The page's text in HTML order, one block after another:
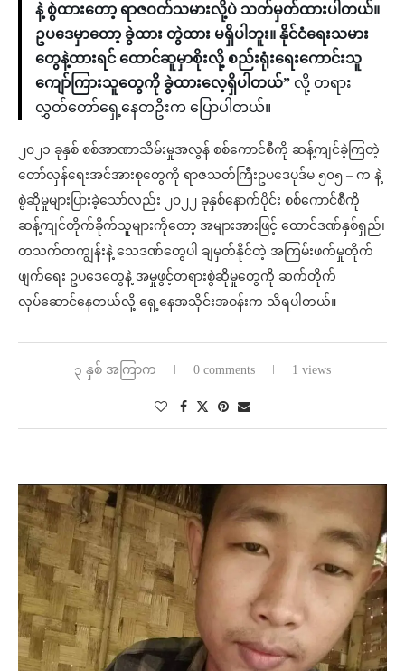
နဲ့ စွဲထားတော့ ရာဇဝတ်သမားလို့ပဲ သတ်မှတ်ထားပါတယ်။
ဥပဒေမှာတော့ ခွဲထား တွဲထား မရှိပါဘူး။ နိုင်ငံရေးသမား
တွေနဲ့ထားရင် ထောင်ဆူမှာစိုးလို့ စည်းရုံးရေးကောင်းသူ
ကျော်ကြားသူတွေကို ခွဲထားလေ့ရှိပါတယ်” လို့ တရား
လွှတ်တော်ရှေ့နေတဦးက ပြောပါတယ်။
၂၀၂၁ ခုနှစ် စစ်အာဏာသိမ်းမှုအလွန် စစ်ကောင်စီကို ဆန့်ကျင်ခဲ့ကြတဲ့
တော်လှန်ရေးအင်အားစုတွေကို ရာဇသတ်ကြီးဥပဒေပုဒ်မ ၅၀၅ – က နဲ့
စွဲဆိုမှုများပြားခဲ့သော်လည်း ၂၀၂၂ ခုနှစ်နောက်ပိုင်း စစ်ကောင်စီကို
ဆန့်ကျင်တိုက်ခိုက်သူများကိုတော့ အများအားဖြင့် ထောင်ဒဏ်နှစ်ရှည်၊
တသက်တကျွန်းနဲ့ သေဒဏ်တွေပါ ချမှတ်နိုင်တဲ့ အကြမ်းဖက်မှုတိုက်
ဖျက်ရေး ဥပဒေတွေနဲ့ အမှုဖွင့်တရားစွဲဆိုမှုတွေကို ဆက်တိုက်
လုပ်ဆောင်နေတယ်လို့ ရှေ့နေအသိုင်းအဝန်းက သိရပါတယ်။
၃ နှစ် အကြာက 0 comments 1 views